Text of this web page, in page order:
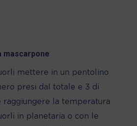
mascarpone
mettere in un pentolino
presi dal totale e 3 di
raggiungere la temperatura
in planetaria o con le